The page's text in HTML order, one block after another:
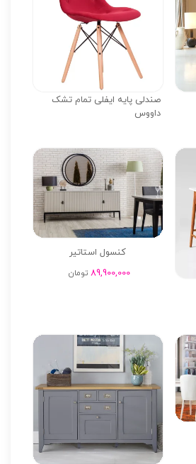
صندلی پایه ایفلی تمام تشک
داووس
کنسول استاتیر
89,900,000 تومان